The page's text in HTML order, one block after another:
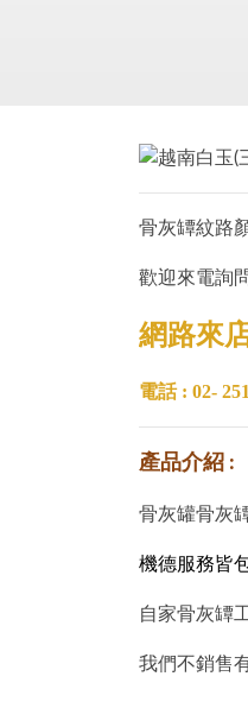
骨灰罈紋路
歡迎來電詢
網路來
電話 : 02-
產品介紹 :
骨灰罐骨灰
機德服務皆
自家骨灰罈
我們不銷售